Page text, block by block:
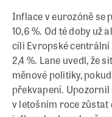
Inflace v eurozóně se
10,6 %. Od té doby už
cíli Evropské
2,4 %. Lane uvedl, že
měnové politiky,
překvapení. Upozornil
v letošním roce zůstat